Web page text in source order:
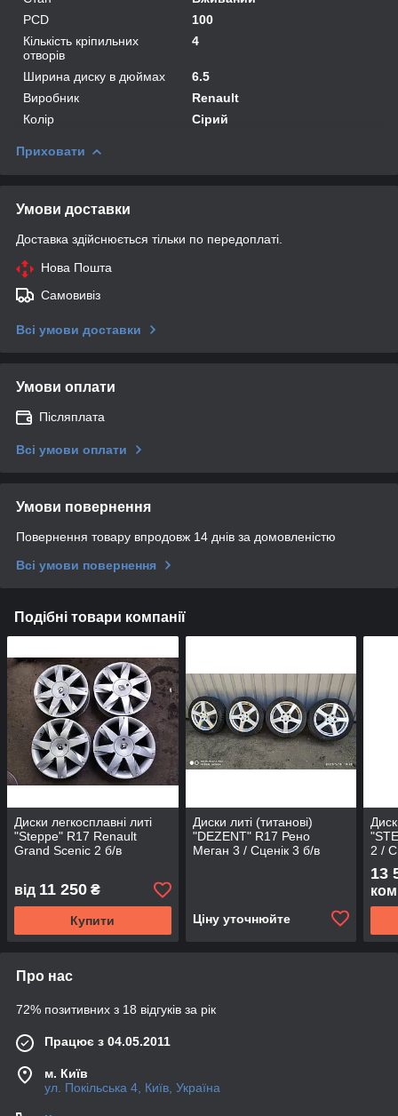
PCD
100
Кількість кріпильних
отворів
4
Ширина диску в дюймах
6.5
Виробник
Renault
Колір
Сірий
Приховати
Умови доставки
Доставка здійснюється тільки по передоплаті.
Нова Пошта
Самовивіз
Всі умови доставки
Умови оплати
Післяплата
Всі умови оплати
Умови повернення
Повернення товару впродовж 14 днів за домовленістю
Всі умови повернення
Подібні товари компанії
Диски легкосплавні литі
"Steppe" R17 Renault
Grand Scenic 2 б/в
від 11 250 ₴
Купити
Диски литі (титанові)
"DEZENT" R17 Рено
Меган 3 / Сценік 3 б/в
Ціну уточнюйте
2 /
13
Про нас
72% позитивних з 18 відгуків за рік
Працює з 04.05.2011
м. Київ
ул. Покільська 4, Київ, Україна